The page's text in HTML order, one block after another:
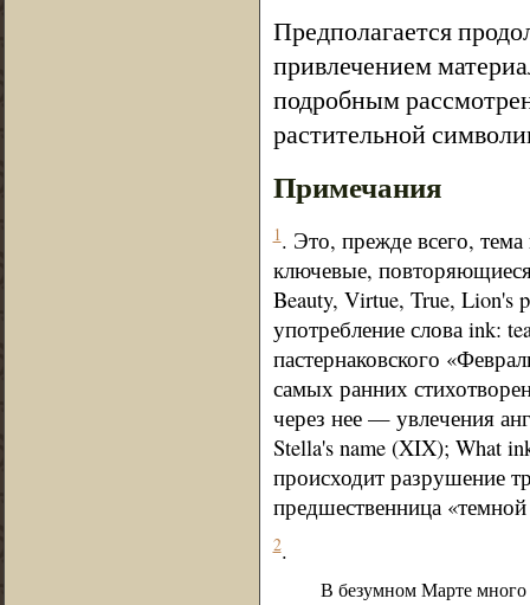
Предполагается
привлечением
подробным
растительной
Примечания
1. Это, прежде всего,
ключевые,
Beauty, Virtue, True, Lion's
употребление слова ink:
пастернаковского
самых ранних
через нее — увлечения
Stella's name (XIX); What
происходит разрушение
предшественница
2.
В безумном Марте